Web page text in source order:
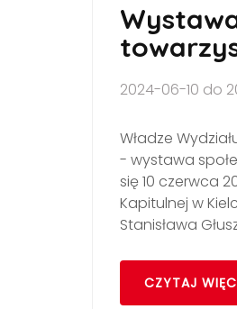
2024-06-10 do
Władze
- wystawa
się 10 czerwca
Kapitulnej w
Stanisława
CZYTAJ